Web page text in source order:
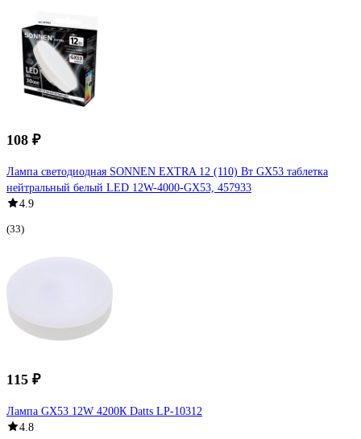
108 ₽
Лампа светодиодная SONNEN EXTRA 12 (110) Вт GX53 таблетка
нейтральный белый LED 12W-4000-GX53, 457933
4.9
(33)
115 ₽
Лампа GX53 12W 4200К Datts LP-10312
4.8